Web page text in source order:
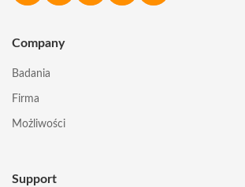
Company
Badania
Firma
Możliwości
Support